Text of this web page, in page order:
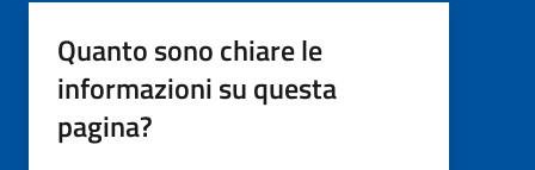
Quanto sono chiare le
informazioni su questa
pagina?